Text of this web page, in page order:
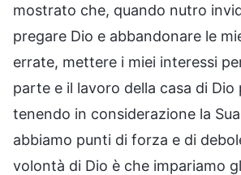
mostrato che, quando nutro
pregare Dio e abbandonare le
errate, mettere i miei interessi
parte e il lavoro della casa di
tenendo in considerazione la
abbiamo punti di forza e di
volontà di Dio è che impariamo